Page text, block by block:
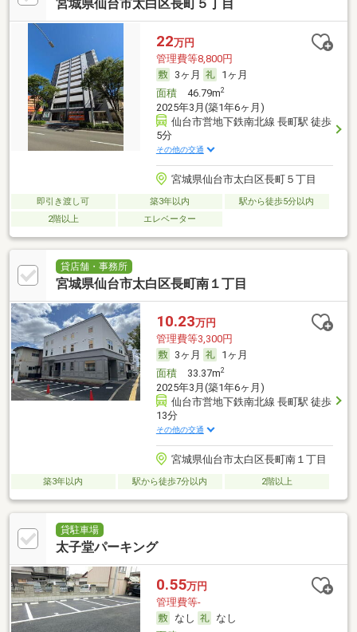
宮城県仙台市太白区長町５丁目
22万円
管理費等8,800円
3ヶ月
1ヶ月
面積46.79m2
2025年3月(築1年6ヶ月)
仙台市営地下鉄南北線 長町駅 徒歩
5分
その他の交通
宮城県仙台市太白区長町５丁目
即引き渡し可 築3年以内
駅から徒歩5分以内
2階以上
エレベーター
貸店舗・事務所
宮城県仙台市太白区長町南１丁目
10.23万円
管理費等3,300円
3ヶ月
1ヶ月
面積33.37m2
2025年3月(築1年6ヶ月)
仙台市営地下鉄南北線 長町駅 徒歩
13分
その他の交通
宮城県仙台市太白区長町南１丁目
築3年以内 駅から徒歩7分以内 2階以上
貸駐車場
太子堂パーキング
0.55万円
管理費等-
なし
なし